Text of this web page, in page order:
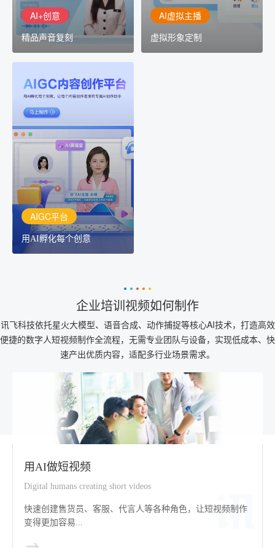
AI+创意
精品声音复刻
AI虚拟主播
虚拟形象定制
AIGC平台
用AI孵化每个创意
AIGC平台
用AI孵化每个创意
讯飞AIGC平台：让每个创
作者都拥有自己的专注AI
创作助手
企业培训视频如何制作
讯飞科技依托星火大模型、语音合成、动作捕捉等核心AI技术，打造高效
便捷的数字人短视频制作全流程，无需专业团队与设备，实现低成本、快
速产出优质内容，适配多行业场景需求。
用AI做短视频
Digital humans creating short videos
快速创建售货员、客服、代言人等各种角色，让短视频制作
变得更加容易...